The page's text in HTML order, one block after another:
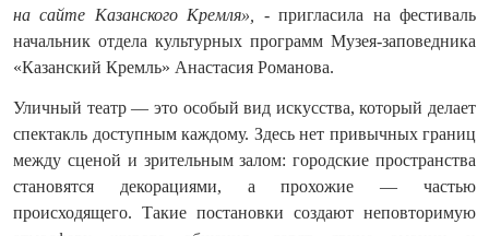
на сайте Казанского Кремля»,
- пригласила на фестиваль
начальник отдела культурных программ Музея-заповедника
«Казанский Кремль» Анастасия Романова.
Уличный театр — это особый вид искусства, который делает
спектакль доступным каждому. Здесь нет привычных границ
между сценой и зрительным залом: городские пространства
становятся декорациями, а прохожие — частью
происходящего. Такие постановки создают неповторимую